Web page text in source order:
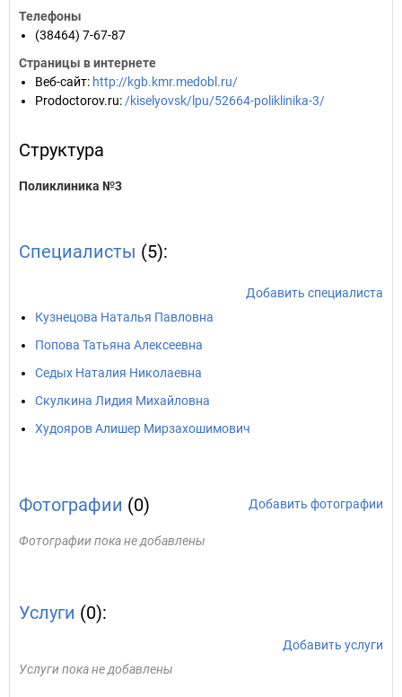
Телефоны
(38464) 7-67-87
Страницы в интернете
Веб-сайт: http://kgb.kmr.medobl.ru/
Prodoctorov.ru: /kiselyovsk/lpu/52664-poliklinika-3/
Структура
Поликлиника №3
Специалисты (5):
Добавить специалиста
Кузнецова Наталья Павловна
Попова Татьяна Алексеевна
Седых Наталия Николаевна
Скулкина Лидия Михайловна
Худояров Алишер Мирзахошимович
Фотографии (0) Добавить фотографии
Фотографии пока не добавлены
Услуги (0):
Добавить услуги
Услуги пока не добавлены